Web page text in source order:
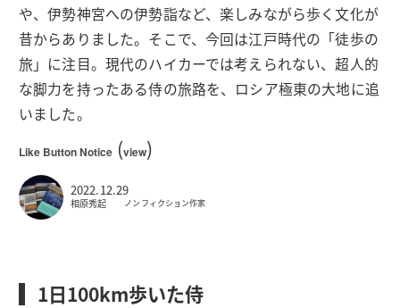
や、伊勢神宮への伊勢詣など、楽しみながら歩く文化が
昔からありました。そこで、今回は江戸時代の「徒歩の
旅」に注目。現代のハイカーでは考えられない、超人的
な脚力を持ったある侍の旅路を、ロシア極東の大地に追
いました。
Like Button Notice(view)
2022.12.29
相原秀起 ノンフィクション作家
1日100km歩いた侍